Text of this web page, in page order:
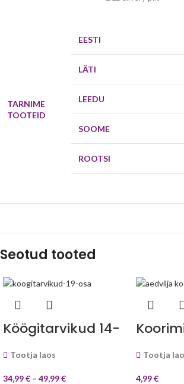
TARNIME
TOOTEID
EESTI
LÄTI
LEEDU
SOOME
ROOTSI
Seotud tooted
Köögitarvikud 14-
LovelyKitchen™
Tootja laos
34,99€ – 49,99€
Tootja
4,99€